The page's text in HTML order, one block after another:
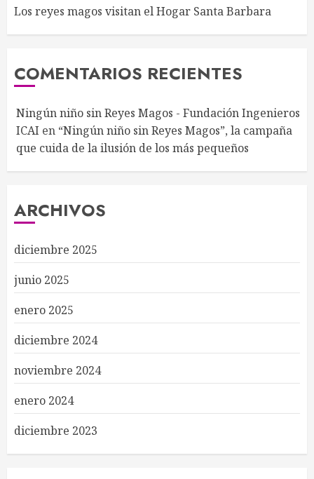
Los reyes magos visitan el Hogar Santa Barbara
COMENTARIOS RECIENTES
Ningún niño sin Reyes Magos - Fundación Ingenieros
ICAI en “Ningún niño sin Reyes Magos”, la campaña
que cuida de la ilusión de los más pequeños
ARCHIVOS
diciembre 2025
junio 2025
enero 2025
diciembre 2024
noviembre 2024
enero 2024
diciembre 2023